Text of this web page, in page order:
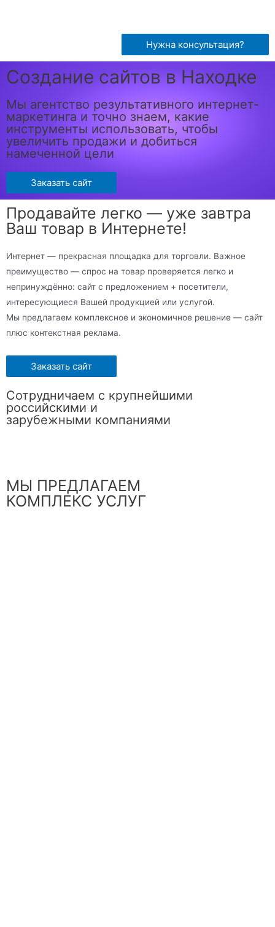
Нужна консультация?
Создание сайтов в Находке
Мы агентство результативного интернет-
маркетинга и точно знаем, какие
инструменты использовать, чтобы
увеличить продажи и добиться
намеченной цели
Заказать сайт
Продавайте легко — уже завтра
Ваш товар в Интернете!
Интернет — прекрасная площадка для торговли. Важное
преимущество — спрос на товар проверяется легко и
непринуждённо: сайт с предложением + посетители,
интересующиеся Вашей продукцией или услугой.
Мы предлагаем комплексное и экономичное решение — сайт
плюс контекстная реклама.
Заказать сайт
Сотрудничаем с крупнейшими
российскими и
зарубежными компаниями
МЫ ПРЕДЛАГАЕМ
КОМПЛЕКС УСЛУГ